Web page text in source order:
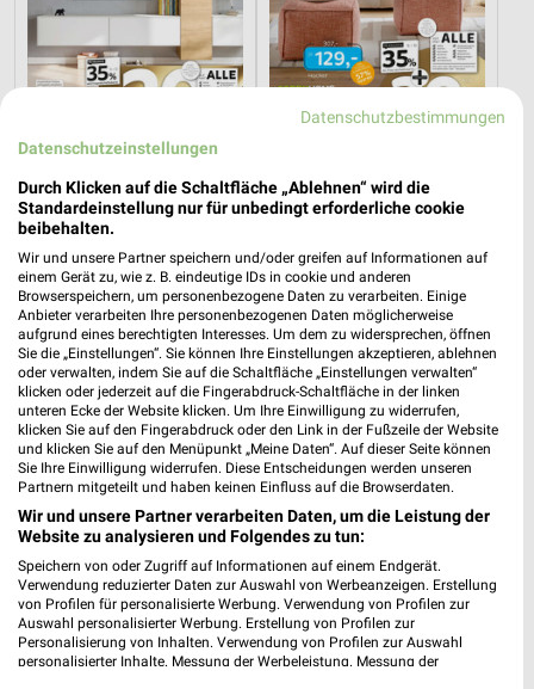
Wohnideen so individuell wie du!
Gültig bis Fr. 14.08.
Junges Wohnen
Gültig bis Fr. 14.08.
Thomas Philipps
16 km
Angebote ab 03.08.
XXXLutz
Schlafzimmer Spezial
Datenschutzbestimmungen
Datenschutzeinstellungen
Durch Klicken auf die Schaltfläche „Ablehnen“ wird die
Standardeinstellung nur für unbedingt erforderliche cookie
beibehalten.
Wir und unsere Partner speichern und/oder greifen auf Informationen auf
einem Gerät zu, wie z. B. eindeutige IDs in cookie und anderen
Browserspeichern, um personenbezogene Daten zu verarbeiten. Einige
Anbieter verarbeiten Ihre personenbezogenen Daten möglicherweise
aufgrund eines berechtigten Interesses. Um dem zu widersprechen, öffnen
Sie die „Einstellungen“. Sie können Ihre Einstellungen akzeptieren, ablehnen
oder verwalten, indem Sie auf die Schaltfläche „Einstellungen verwalten“
klicken oder jederzeit auf die Fingerabdruck-Schaltfläche in der linken
unteren Ecke der Website klicken. Um Ihre Einwilligung zu widerrufen,
klicken Sie auf den Fingerabdruck oder den Link in der Fußzeile der Website
und klicken Sie auf den Menüpunkt „Meine Daten“. Auf dieser Seite können
Sie Ihre Einwilligung widerrufen. Diese Entscheidungen werden unseren
Partnern mitgeteilt und haben keinen Einfluss auf die Browserdaten.
Wir und unsere Partner verarbeiten Daten, um die Leistung der
Website zu analysieren und Folgendes zu tun:
Speichern von oder Zugriff auf Informationen auf einem Endgerät.
Verwendung reduzierter Daten zur Auswahl von Werbeanzeigen. Erstellung
von Profilen für personalisierte Werbung. Verwendung von Profilen zur
Auswahl personalisierter Werbung. Erstellung von Profilen zur
Personalisierung von Inhalten. Verwendung von Profilen zur Auswahl
personalisierter Inhalte. Messung der Werbeleistung. Messung der